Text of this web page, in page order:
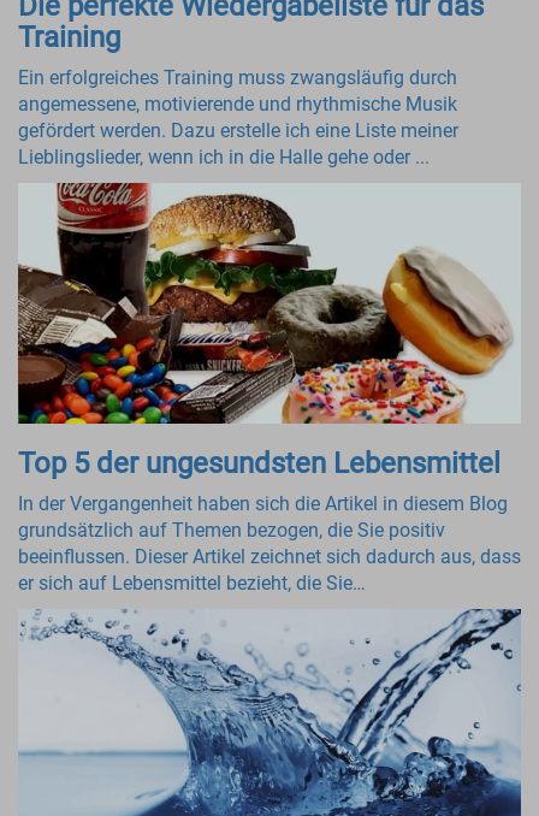
Training
Ein erfolgreiches Training muss zwangsläufig durch
angemessene, motivierende und rhythmische Musik
gefördert werden. Dazu erstelle ich eine Liste meiner
Lieblingslieder, wenn ich in die Halle gehe oder ...
Top 5 der ungesundsten Lebensmittel
In der Vergangenheit haben sich die Artikel in diesem Blog
grundsätzlich auf Themen bezogen, die Sie positiv
beeinflussen. Dieser Artikel zeichnet sich dadurch aus, dass
er sich auf Lebensmittel bezieht, die Sie…